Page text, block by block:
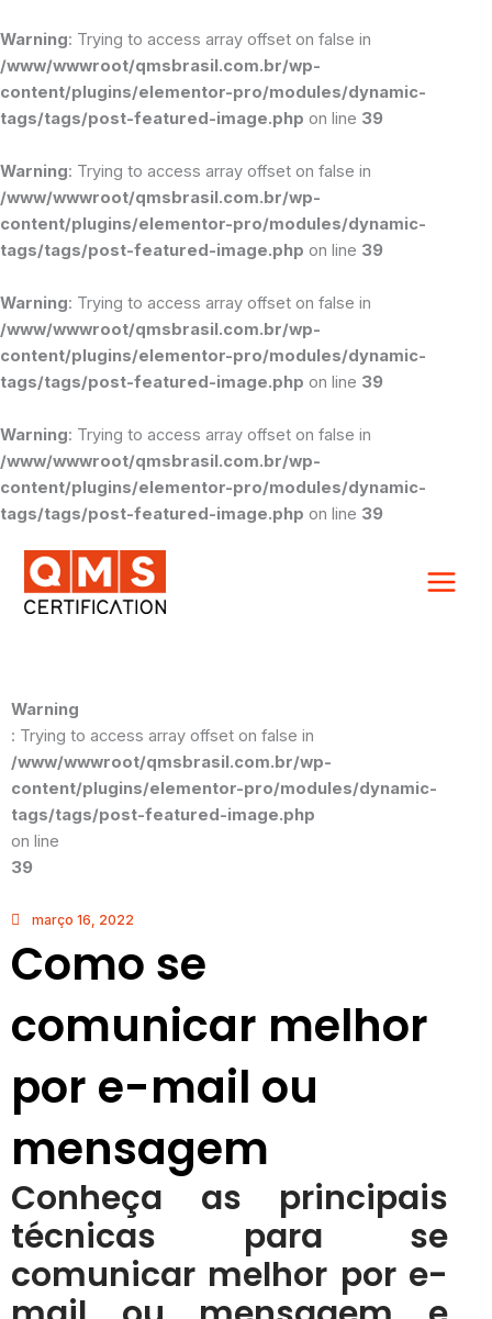
Warning: Trying to access array offset on false in
/www/wwwroot/qmsbrasil.com.br/wp-
content/plugins/elementor-pro/modules/dynamic-
tags/tags/post-featured-image.php on line 39
Warning: Trying to access array offset on false in
/www/wwwroot/qmsbrasil.com.br/wp-
content/plugins/elementor-pro/modules/dynamic-
tags/tags/post-featured-image.php on line 39
Warning: Trying to access array offset on false in
/www/wwwroot/qmsbrasil.com.br/wp-
content/plugins/elementor-pro/modules/dynamic-
tags/tags/post-featured-image.php on line 39
Warning: Trying to access array offset on false in
/www/wwwroot/qmsbrasil.com.br/wp-
content/plugins/elementor-pro/modules/dynamic-
tags/tags/post-featured-image.php on line 39
para
o
conteúdo
Warning
: Trying to access array offset on false in
/www/wwwroot/qmsbrasil.com.br/wp-
content/plugins/elementor-pro/modules/dynamic-
tags/tags/post-featured-image.php
on line
39
março 16, 2022
Como se
comunicar melhor
por e-mail ou
mensagem
Conheça as principais
técnicas para se
comunicar melhor por e-